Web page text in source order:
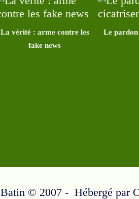
La vérité : arme contre les
fake news
Le
Batin © 2007 - Hébergé par